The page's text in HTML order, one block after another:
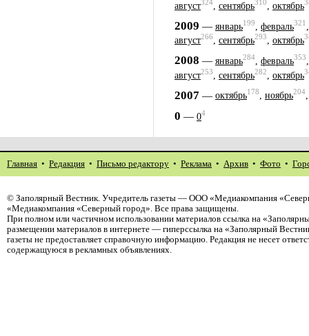
август324, сентябрь310, октябрь
2009 — январь199 февраль321
август266, сентябрь293, октябрь
2008 — январь284 февраль353
август253 сентябрь282 октябрь
2007 — октябрь178, ноябрь204
0 — 04
Главная • Редакция • Письмо редактору • Реклама • Архив • Фото •
© Заполярный Вестник. Учредитель газеты — ООО «Медиакомпания
«Медиакомпания «Северный город». Все права защищены.
При полном или частичном использовании материалов ссылка на
размещении материалов в интернете — гиперссылка на «Заполярный
газеты не предоставляет справочную информацию. Редакция не несет
содержащуюся в рекламных объявлениях.